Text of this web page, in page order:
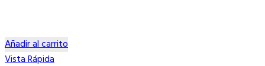
Añadir al carrito
Vista Rápida